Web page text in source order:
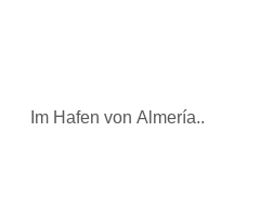
Im Hafen von Almería..